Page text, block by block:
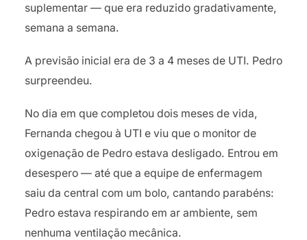
suplementar — que era reduzido gradativamente,
semana a semana.
A previsão inicial era de 3 a 4 meses de UTI. Pedro
surpreendeu.
No dia em que completou dois meses de vida,
Fernanda chegou à UTI e viu que o monitor de
oxigenação de Pedro estava desligado. Entrou em
desespero — até que a equipe de enfermagem
saiu da central com um bolo, cantando parabéns:
Pedro estava respirando em ar ambiente, sem
nenhuma ventilação mecânica.